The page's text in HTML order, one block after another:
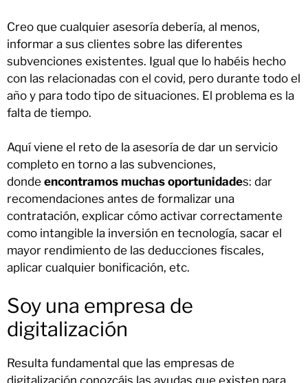
Creo que cualquier asesoría debería, al menos,
informar a sus clientes sobre las diferentes
subvenciones existentes. Igual que lo habéis hecho
con las relacionadas con el covid, pero durante todo el
año y para todo tipo de situaciones. El problema es la
falta de tiempo.
Aquí viene el reto de la asesoría de dar un servicio
completo en torno a las subvenciones,
donde encontramos muchas oportunidades: dar
recomendaciones antes de formalizar una
contratación, explicar cómo activar correctamente
como intangible la inversión en tecnología, sacar el
mayor rendimiento de las deducciones fiscales,
aplicar cualquier bonificación, etc.
Soy una empresa de
digitalización
Resulta fundamental que las empresas de
digitalización conozcáis las ayudas que existen para